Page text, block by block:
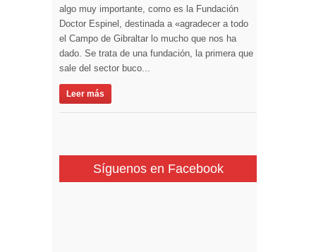
algo muy importante, como es la Fundación
Doctor Espinel, destinada a «agradecer a todo
el Campo de Gibraltar lo mucho que nos ha
dado. Se trata de una fundación, la primera que
sale del sector buco...
Leer más
Síguenos en Facebook